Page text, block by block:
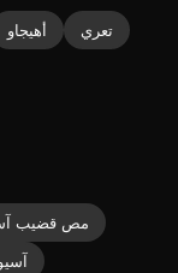
أهيجاو تعري
مص قضيب